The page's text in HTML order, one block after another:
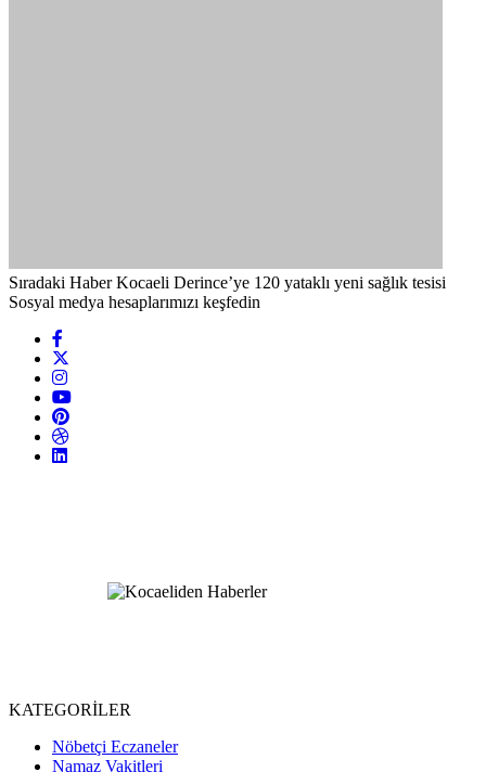
Sıradaki Haber Kocaeli Derince’ye 120 yataklı yeni sağlık tesisi
Sosyal medya hesaplarımızı keşfedin
KATEGORİLER
Nöbetçi Eczaneler
Namaz Vakitleri